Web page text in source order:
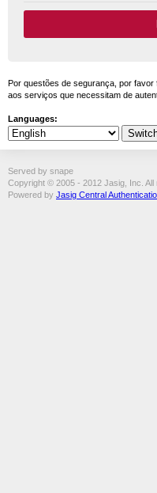
Por questões de segurança, por
aos serviços que necessitam de
Languages:
Served by snape
Copyright © 2005 - 2012 Jasig, Inc. All
Powered by Jasig Central